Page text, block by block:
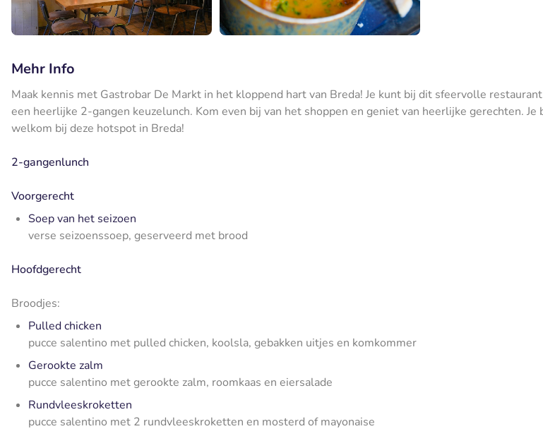
Mehr Info
Maak kennis met Gastrobar De Markt in het kloppend hart van Breda! Je kunt bij dit sfeervolle
een heerlijke 2-gangen keuzelunch. Kom even bij van het shoppen en geniet van heerlijke gerechten. Je
welkom bij deze hotspot in Breda!
2-gangenlunch
Voorgerecht
Soep van het seizoen
verse seizoenssoep, geserveerd met brood
Hoofdgerecht
Broodjes:
Pulled chicken
pucce salentino met pulled chicken, koolsla, gebakken uitjes en komkommer
Gerookte zalm
pucce salentino met gerookte zalm, roomkaas en eiersalade
Rundvleeskroketten
pucce salentino met 2 rundvleeskroketten en mosterd of mayonaise